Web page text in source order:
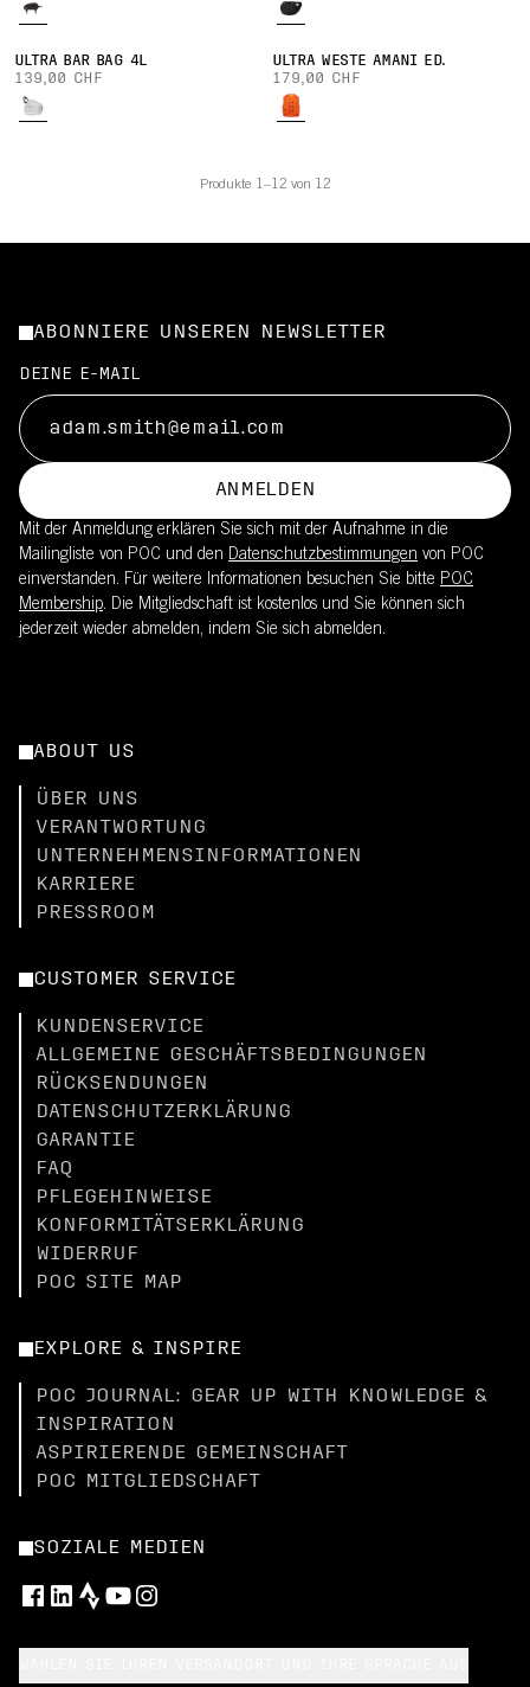
ULTRA BAR BAG 4L
139,00 CHF
ULTRA WESTE AMANI ED.
179,00 CHF
Produkte 1–12 von 12
ABONNIERE UNSEREN NEWSLETTER
DEINE E-MAIL
ANMELDEN
Mit der Anmeldung erklären Sie sich mit der Aufnahme in die
Mailingliste von POC und den Datenschutzbestimmungen von POC
einverstanden. Für weitere Informationen besuchen Sie bitte POC
Membership. Die Mitgliedschaft ist kostenlos und Sie können sich
jederzeit wieder abmelden, indem Sie sich abmelden.
ABOUT US
ÜBER UNS
VERANTWORTUNG
UNTERNEHMENSINFORMATIONEN
KARRIERE
PRESSROOM
CUSTOMER SERVICE
KUNDENSERVICE
ALLGEMEINE GESCHÄFTSBEDINGUNGEN
RÜCKSENDUNGEN
DATENSCHUTZERKLÄRUNG
GARANTIE
FAQ
PFLEGEHINWEISE
KONFORMITÄTSERKLÄRUNG
WIDERRUF
POC SITE MAP
EXPLORE & INSPIRE
POC JOURNAL: GEAR UP WITH KNOWLEDGE &
INSPIRATION
ASPIRIERENDE GEMEINSCHAFT
POC MITGLIEDSCHAFT
SOZIALE MEDIEN